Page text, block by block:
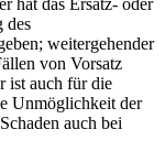
des
weitergehender
von Vorsatz
ist auch für die
Unmöglichkeit der
auch bei